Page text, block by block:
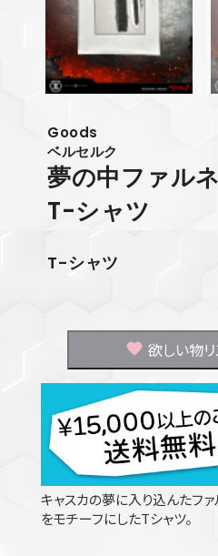
Goods
ベルセルク
夢の中ファル
T-シャツ
T-シャツ
欲しい物
キャスカの夢に入り込んたフ
をモチーフにしたTシャツ。